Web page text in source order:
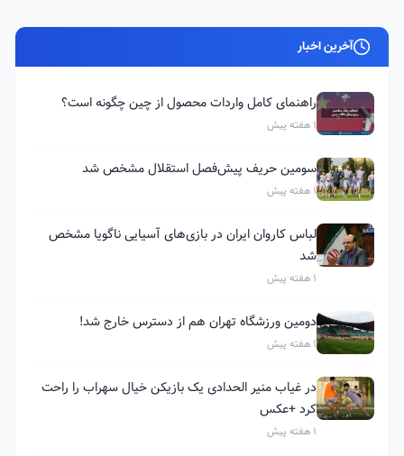
آخرین اخبار
راهنمای کامل واردات محصول از چین چگونه است؟
1 هفته پیش
سومین حریف پیش‌فصل استقلال مشخص شد
1 هفته پیش
لباس کاروان ایران در بازی‌های آسیایی ناگویا مشخص
شد
1 هفته پیش
دومین ورزشگاه تهران هم از دسترس خارج شد!
1 هفته پیش
در غیاب منیر الحدادی یک بازیکن خیال سهراب را راحت
کرد +عکس
1 هفته پیش